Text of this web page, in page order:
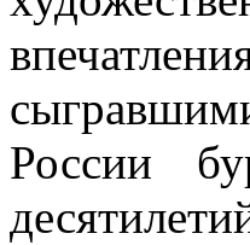
России